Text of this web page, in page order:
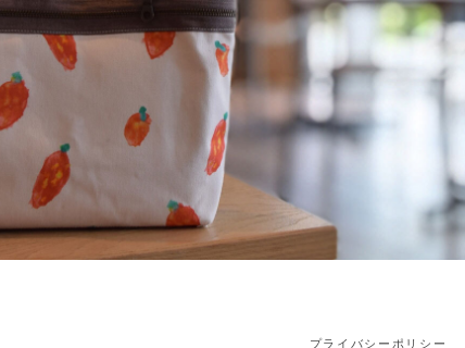
プライバシーポリシー